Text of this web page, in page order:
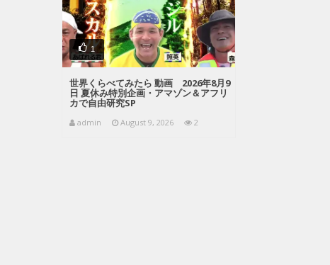
1
世界くらべてみたら 動画 2026年8月9
日 夏休み特別企画・アマゾン＆アフリ
カで自由研究SP
admin August 9, 2026 2